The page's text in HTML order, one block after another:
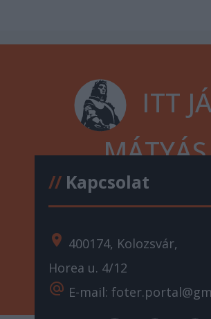
ITT
MÁTYÁS
//Kapcsolat
location_on 400174, Kolozsvár,
Horea u. 4/12
alternate_email E-mail: